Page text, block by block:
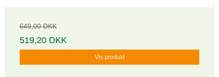
649,00 DKK
519,20 DKK
Vis produkt